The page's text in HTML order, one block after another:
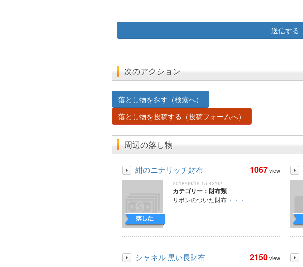
次のアクション
落とし物を探す（検索へ）
落とし物を投稿する（投稿フォームへ）
周辺の落し物
紺のニナリッチ財布 1067view
2018/09/19 15:42:02
カテゴリー：財布類
リボンのついた財布 ・・・
シャネル 黒い長財布 2150view